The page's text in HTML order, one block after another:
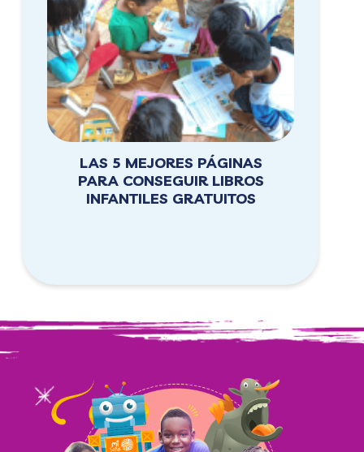
LAS 5 MEJORES PÁGINAS
PARA CONSEGUIR LIBROS
INFANTILES GRATUITOS